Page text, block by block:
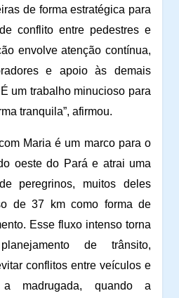
de forma estratégica para
conflito entre pedestres e
envolve atenção contínua,
e apoio às demais
um trabalho minucioso para
tranquila”, afirmou.
Maria é um marco para o
oeste do Pará e atrai uma
peregrinos, muitos deles
de 37 km como forma de
Esse fluxo intenso torna
de trânsito,
conflitos entre veículos e
a madrugada, quando a